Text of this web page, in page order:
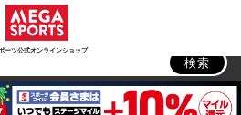
ーツ公式オンラインショップ
ア
検索